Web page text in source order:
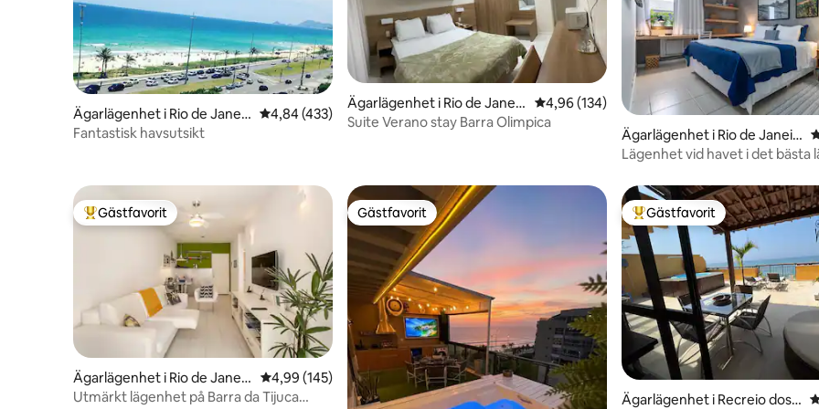
Ägarlägenhet i Rio de Janeir
o
4,84 av 5 i genomsnittligt betyg, 433 omdömen
4,84 (433)
Fantastisk havsutsikt
Ägarlägenhet i Rio de Janeir
o
4,96 av 5 i genomsnittligt betyg, 134
4,96 (134)
Suite Verano stay Barra Olimpica
Ägarlägenhet i Rio de Janeir
o
Lägenhet vid havet i det bästa
Populär gästfavorit
Gästfavorit
Ägarlägenhet i Rio de Janeir
o
4,99 av 5 i genomsnittligt betyg, 145 omdömen
4,99 (145)
Utmärkt lägenhet på Barra da Tijuca
Gästfavorit
Gästfavorit Populär gästfavorit
Gästfavorit
Ägarlägenhet i Recreio dos B